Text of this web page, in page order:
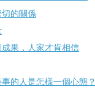
的關係
果，人家才肯相信
的人是怎樣一個心態？